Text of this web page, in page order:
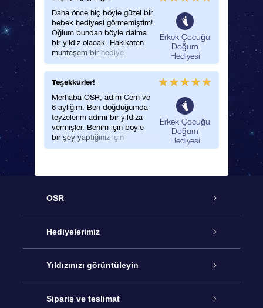
Daha önce hiç böyle güzel bir
bebek hediyesi görmemiştim!
Oğlum bundan böyle daima
bir yıldız olacak. Hakikaten
muhteşem bir hediye.
Erkek Çocuğu
Doğum
Hediyesi
Teşekkürler!
Merhaba OSR, adım Cem ve
6 aylığım. Ben doğduğumda
teyzelerim adımı bir yıldıza
vermişler. Benim için böyle
bir şey yaptığınız için
teşekkürler. Annem ve ben
çok ama çok mutluyuz!
Erkek Çocuğu
Doğum
Hediyesi
OSR
Hizmet
İletişim
Blogu
Hediyelerimiz
Çevrimiçi Yıldız Hediyesi
OSR Hediye Paketi
Yıldızınızı görüntüleyin
Star Register
Sipariş ve teslimat